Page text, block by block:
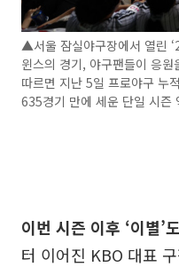
▲서울 잠실야구장에서 열린
윈스의 경기, 야구팬들이 응
따르면 지난 5일 프로야구 누
635경기 만에 세운 단일 시즌
이번 시즌 이후 ‘이별’
터 이어진 KBO 대표